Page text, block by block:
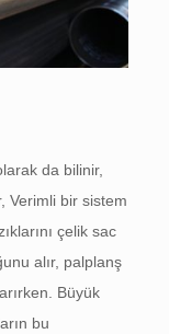
da bilinir,
Verimli bir sistem
çelik sac
alır, palplanş
Büyük
bu